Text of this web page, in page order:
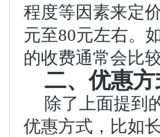
程度等因素来定
元至80元左右。
的收费通常会比
二、优惠方
除了上面提到
优惠方式，比如